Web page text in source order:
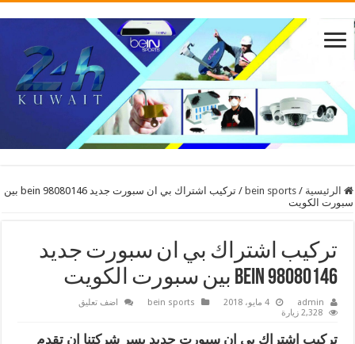
الرئيسية /
bein sports
/
تركيب اشتراك بي ان سبورت جديد 98080146 bein بين
سبورت الكويت
تركيب اشتراك بي ان سبورت جديد
98080146 bein بين سبورت الكويت
admin 4 مايو، 2018 bein sports
اضف تعليق
2,328 زيارة
تركيب اشتراك بي ان سبورت جديد يسر شركتنا ان تقدم